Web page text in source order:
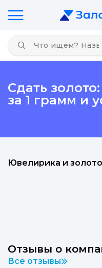
Сдать
за 1 грамм и
Ювелирика и золото
Отзывы о
Все отзывы